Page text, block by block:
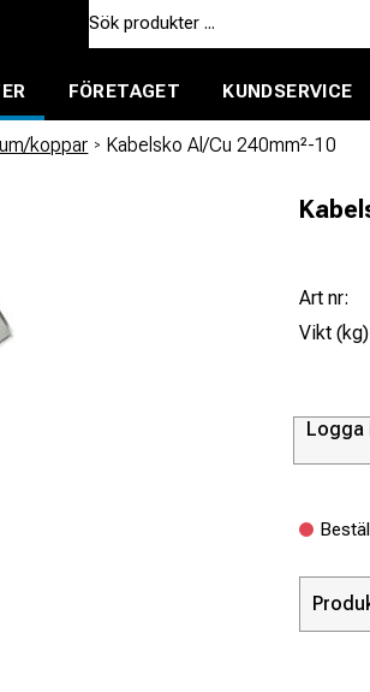
FÖRETAGET KUNDSERVICE
koppar / Kabelsko Al/Cu 240mm²-10
Art nr:
Vikt (kg)
Logga